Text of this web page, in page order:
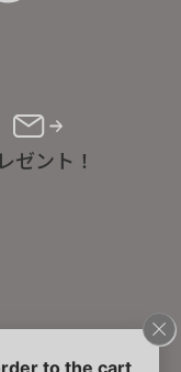
ゼント！